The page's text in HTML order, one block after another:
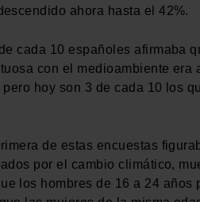
ahora hasta el 42%.
cada 10 españoles afirmaba
con el medioambiente era
hoy son 3 de cada 10 los
de estas encuestas
por el cambio climático,
los hombres de 16 a 24 años